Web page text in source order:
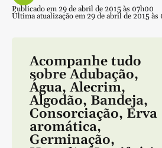
Publicado em 29 de abril de 2015 às 07h00
Última atualização em 29 de abril de 2015 às
Acompanhe tudo
sobreAdubação,
Água, Alecrim,
Algodão, Bandeja,
Consorciação, Erva
aromática,
Germinação,